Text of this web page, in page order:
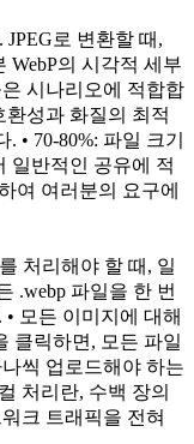
로 변환할 때,
WebP의 시각적 세부
시나리오에 적합합
환성과 화질의 최적
• 70-80%: 파일 크기
일반적인 공유에 적
여 여러분의 요구에
처리해야 할 때, 일
.webp 파일을 한 번
모든 이미지에 대해
클릭하면, 모든 파일
씩 업로드해야 하는
처리란, 수백 장의
크 트래픽을 전혀